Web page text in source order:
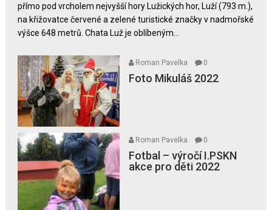
přímo pod vrcholem nejvyšší hory Lužických hor, Luží (793 m.),
na křižovatce červené a zelené turistické značky v nadmořské
výšce 648 metrů. Chata Luž je oblíbeným...
Roman Pavelka 0
Foto Mikuláš 2022
Roman Pavelka 0
Fotbal – výročí I.PSKN
akce pro děti 2022